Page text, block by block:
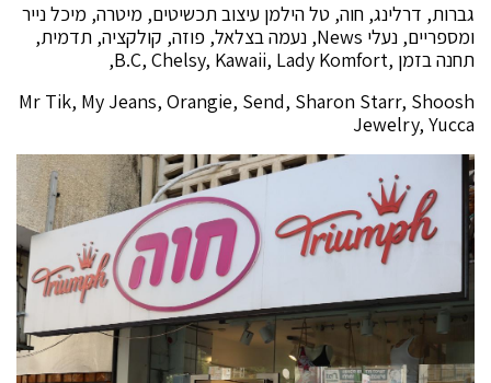
גברות, דרלינג, חוה, טל הילמן עיצוב תכשיטים, מיטרה, מיכל נייר
ומספריים, נעלי News, נעמה בצלאל, פוזה, קולקציה, תדמית,
תחנה בזמן ,B.C, Chelsy, Kawaii, Lady Komfort,
Mr Tik, My Jeans, Orangie, Send, Sharon Starr, Shoosh
Jewelry, Yucca